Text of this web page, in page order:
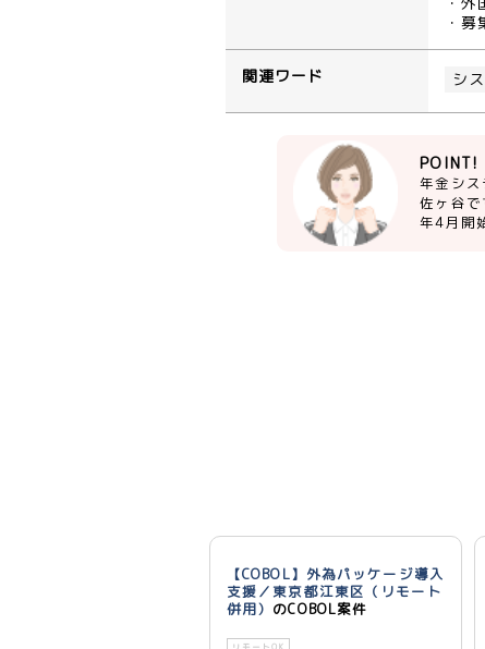
・
関連ワード シ
POINT!
年金シ
佐ヶ谷
年4月開
【COBOL】外為パッケージ導入
支援／東京都江東区（リモート
併用） のCOBOL案件
リモートOK